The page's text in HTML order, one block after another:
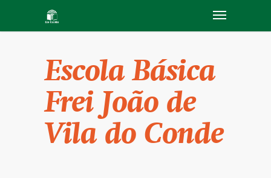
Escola Básica
Frei João de
Vila do Conde